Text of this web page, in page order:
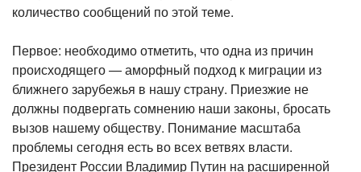
количество сообщений по этой теме.
Первое: необходимо отметить, что одна из причин
происходящего — аморфный подход к миграции из
ближнего зарубежья в нашу страну. Приезжие не
должны подвергать сомнению наши законы, бросать
вызов нашему обществу. Понимание масштаба
проблемы сегодня есть во всех ветвях власти.
Президент России Владимир Путин на расширенной